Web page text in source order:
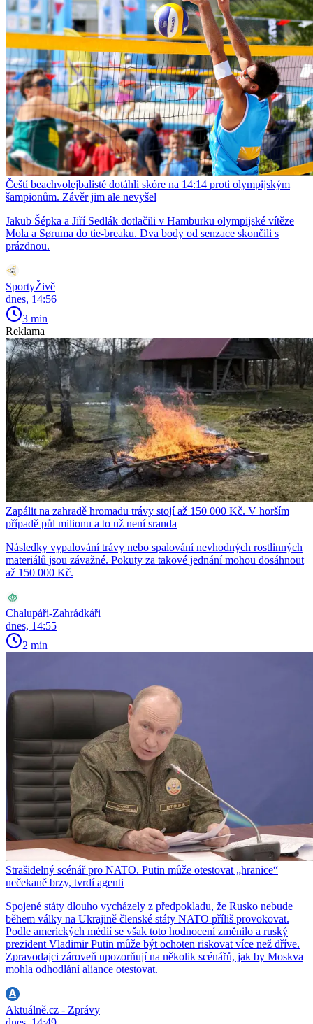
Čeští beachvolejbalisté dotáhli skóre na 14:14 proti olympijským
šampionům. Závěr jim ale nevyšel
Jakub Šépka a Jiří Sedlák dotlačili v Hamburku olympijské vítěze
Mola a Søruma do tie-breaku. Dva body od senzace skončili s
prázdnou.
SportyŽivě
dnes, 14:56
3 min
Reklama
Zapálit na zahradě hromadu trávy stojí až 150 000 Kč. V horším
případě půl milionu a to už není sranda
Následky vypalování trávy nebo spalování nevhodných rostlinných
materiálů jsou závažné. Pokuty za takové jednání mohou dosáhnout
až 150 000 Kč.
Chalupáři-Zahrádkáři
dnes, 14:55
2 min
Strašidelný scénář pro NATO. Putin může otestovat „hranice“
nečekaně brzy, tvrdí agenti
Spojené státy dlouho vycházely z předpokladu, že Rusko nebude
během války na Ukrajině členské státy NATO příliš provokovat.
Podle amerických médií se však toto hodnocení změnilo a ruský
prezident Vladimir Putin může být ochoten riskovat více než dříve.
Zpravodajci zároveň upozorňují na několik scénářů, jak by Moskva
mohla odhodlání aliance otestovat.
Aktuálně.cz - Zprávy